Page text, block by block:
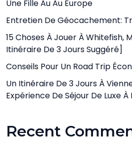
Une Fille Au Au Europe
Entretien De Géocachement:
15 Choses À Jouer À Whitefish,
Itinéraire De 3 Jours Suggéré]
Conseils Pour Un Road Trip
Un Itinéraire De 3 Jours À
Expérience De Séjour De Luxe À
Recent